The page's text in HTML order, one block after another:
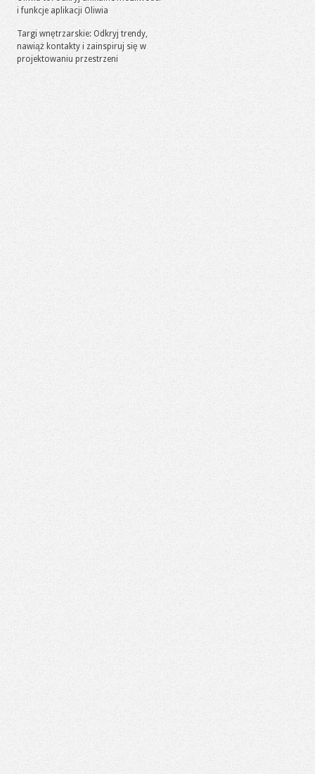
i funkcje aplikacji Oliwia
Targi wnętrzarskie: Odkryj trendy,
nawiąż kontakty i zainspiruj się w
projektowaniu przestrzeni